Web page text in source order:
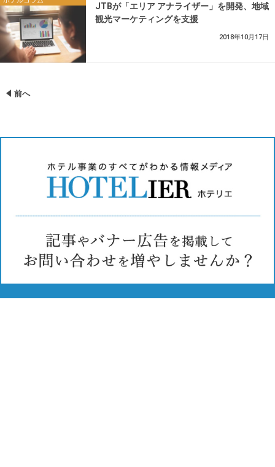
JTBが「エリア アナライザー」を開発、地域
観光マーケティングを支援
2018年10月17日
前へ